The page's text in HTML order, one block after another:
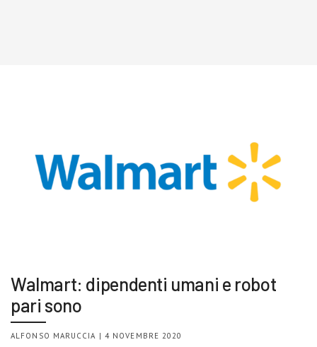
Walmart: dipendenti umani e robot
pari sono
ALFONSO MARUCCIA | 4 NOVEMBRE 2020